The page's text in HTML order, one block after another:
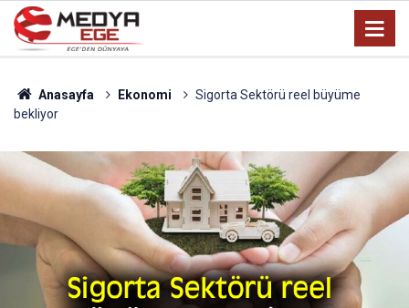
Anasayfa Ekonomi
Sigorta Sektörü reel büyüme
bekliyor